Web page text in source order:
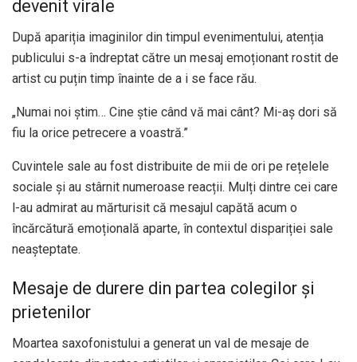
devenit virale
După apariția imaginilor din timpul evenimentului, atenția
publicului s-a îndreptat către un mesaj emoționant rostit de
artist cu puțin timp înainte de a i se face rău.
„Numai noi știm… Cine știe când vă mai cânt? Mi-aș dori să
fiu la orice petrecere a voastră.”
Cuvintele sale au fost distribuite de mii de ori pe rețelele
sociale și au stârnit numeroase reacții. Mulți dintre cei care
l-au admirat au mărturisit că mesajul capătă acum o
încărcătură emoțională aparte, în contextul dispariției sale
neașteptate.
Mesaje de durere din partea colegilor și
prietenilor
Moartea saxofonistului a generat un val de mesaje de